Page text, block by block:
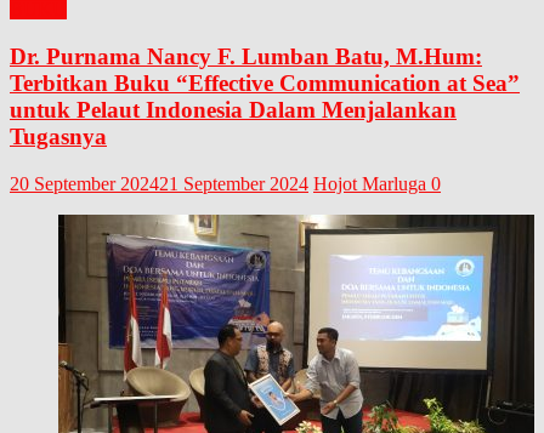
Dr. Purnama Nancy F. Lumban Batu, M.Hum:
Terbitkan Buku “Effective Communication at Sea”
untuk Pelaut Indonesia Dalam Menjalankan
Tugasnya
20 September 202421 September 2024 Hojot Marluga 0